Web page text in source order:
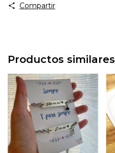
Compartir
Productos similares